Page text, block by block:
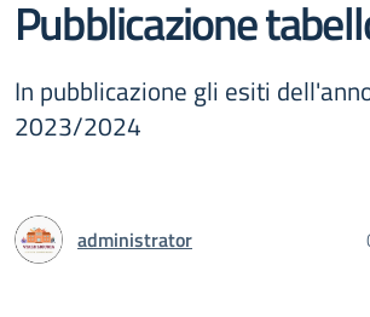
Pubblicazione
In pubblicazione gli esiti
2023/2024
administrator